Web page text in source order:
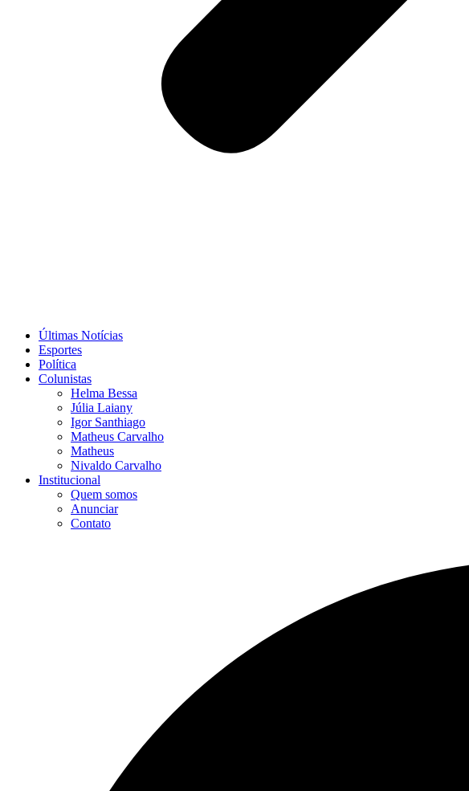
Últimas Notícias
Esportes
Política
Colunistas
Helma Bessa
Júlia Laiany
Igor Santhiago
Matheus Carvalho
Matheus
Nivaldo Carvalho
Institucional
Quem somos
Anunciar
Contato